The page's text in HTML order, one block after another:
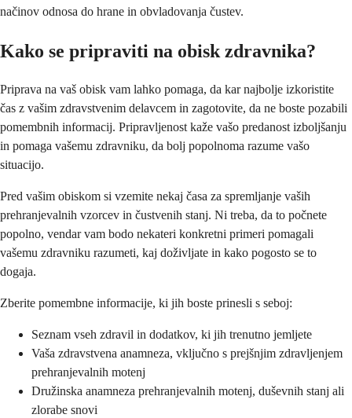
načinov odnosa do hrane in obvladovanja čustev.
Kako se pripraviti na obisk zdravnika?
Priprava na vaš obisk vam lahko pomaga, da kar najbolje izkoristite
čas z vašim zdravstvenim delavcem in zagotovite, da ne boste pozabili
pomembnih informacij. Pripravljenost kaže vašo predanost izboljšanju
in pomaga vašemu zdravniku, da bolj popolnoma razume vašo
situacijo.
Pred vašim obiskom si vzemite nekaj časa za spremljanje vaših
prehranjevalnih vzorcev in čustvenih stanj. Ni treba, da to počnete
popolno, vendar vam bodo nekateri konkretni primeri pomagali
vašemu zdravniku razumeti, kaj doživljate in kako pogosto se to
dogaja.
Zberite pomembne informacije, ki jih boste prinesli s seboj:
Seznam vseh zdravil in dodatkov, ki jih trenutno jemljete
Vaša zdravstvena anamneza, vključno s prejšnjim zdravljenjem
prehranjevalnih motenj
Družinska anamneza prehranjevalnih motenj, duševnih stanj ali
zlorabe snovi